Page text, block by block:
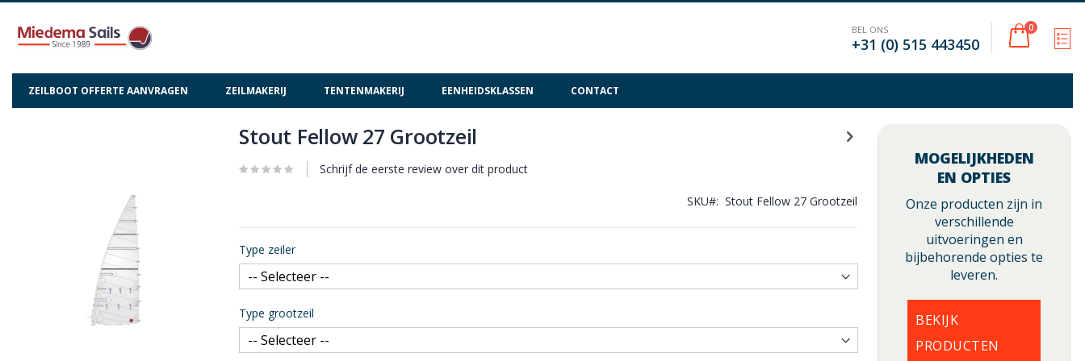
Cart
0
BEL ONS
+31 (0) 515 443450
ZEILBOOT OFFERTE AANVRAGEN ZEILMAKERIJ TENTENMAKERIJ EENHEIDSKLASSEN CONTACT
naar
het
gallerij
Stout Fellow 27 Grootzeil
Schrijf de eerste review over dit product
SKU Stout Fellow 27 Grootzeil
Type zeiler
Type grootzeil
MOGELIJKHEDEN
EN OPTIES
Onze producten zijn in
verschillende
uitvoeringen en
bijbehorende opties te
leveren.
BEKIJK
PRODUCTEN